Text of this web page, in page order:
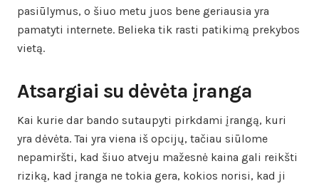
pasiūlymus, o šiuo metu juos bene geriausia yra
pamatyti internete. Belieka tik rasti patikimą prekybos
vietą.
Atsargiai su dėvėta įranga
Kai kurie dar bando sutaupyti pirkdami įrangą, kuri
yra dėvėta. Tai yra viena iš opcijų, tačiau siūlome
nepamiršti, kad šiuo atveju mažesnė kaina gali reikšti
riziką, kad įranga ne tokia gera, kokios norisi, kad ji